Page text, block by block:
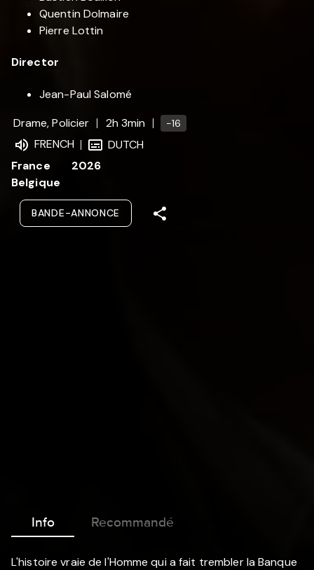
Quentin Dolmaire
Pierre Lottin
Director
Jean-Paul Salomé
Drame, Policier
2h 3min -16
FRENCH
DUTCH
France
Belgique
2026
BANDE-ANNONCE
Info Recommandé
L'histoire vraie de l'Homme qui a fait trembler la Banque